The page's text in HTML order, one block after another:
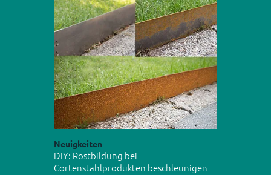
Neuigkeiten
DIY: Rostbildung bei
Cortenstahlprodukten beschleunigen